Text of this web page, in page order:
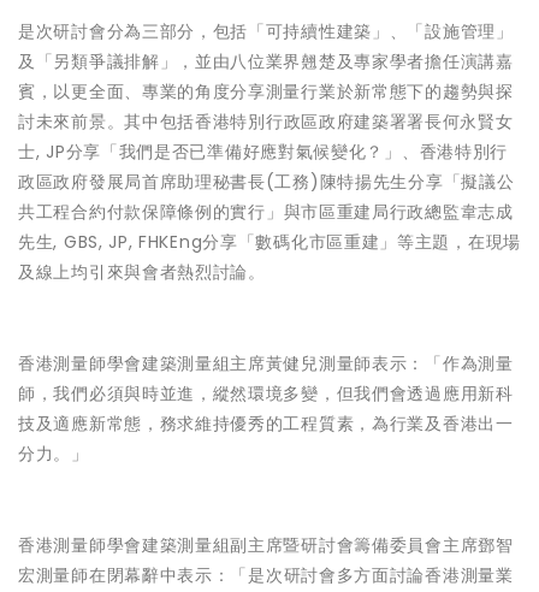
是次研討會分為三部分，包括「可持續性建築」、「設施管理」
及「另類爭議排解」，並由八位業界翹楚及專家學者擔任演講嘉
賓，以更全面、專業的角度分享測量行業於新常態下的趨勢與探
討未來前景。其中包括香港特別行政區政府建築署署長何永賢女
士, JP分享「我們是否已準備好應對氣候變化？ 」、 香港特別行
政區政府發展局首席助理秘書長(工務)陳特揚先生分享「擬議公
共工程合約付款保障條例的實行」與市區重建局行政總監韋志成
先生, GBS, JP, FHKEng分享「數碼化市區重建」等主題，在現場
及線上均引來與會者熱烈討論。
香港測量師學會建築測量組主席黃健兒測量師表示：「作為測量
師，我們必須與時並進，縱然環境多變，但我們會透過應用新科
技及適應新常態，務求維持優秀的工程質素，為行業及香港出一
分力。」
香港測量師學會建築測量組副主席暨研討會籌備委員會主席鄧智
宏測量師在閉幕辭中表示：「是次研討會多方面討論香港測量業